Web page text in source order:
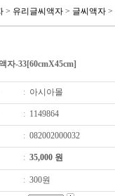
> 유리글씨액자 > 글씨액자 >
자-33[60cmX45cm]
: 아시아몰
: 1149864
: 082002000032
: 35,000 원
: 300원